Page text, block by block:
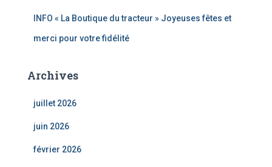
INFO « La Boutique du tracteur » Joyeuses fêtes et
merci pour votre fidélité
Archives
juillet 2026
juin 2026
février 2026